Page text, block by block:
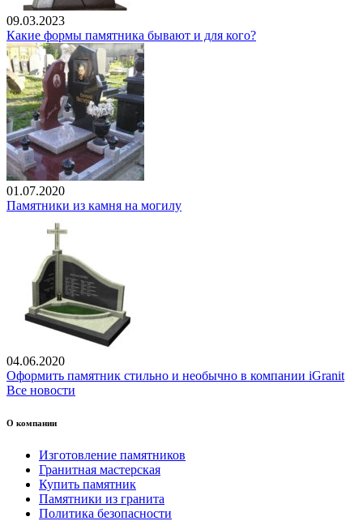
09.03.2023
Какие формы памятника бывают и для кого?
01.07.2020
Памятники из камня на могилу
04.06.2020
Оформить памятник стильно и необычно в компании iGranit
Все новости
О компании
Изготовление памятников
Гранитная мастерская
Купить памятник
Памятники из гранита
Политика безопасности